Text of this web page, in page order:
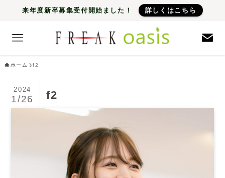
来年度新卒募集受付開始ました！ 詳しくはこちら
ホーム f2
f2
2024
1/26